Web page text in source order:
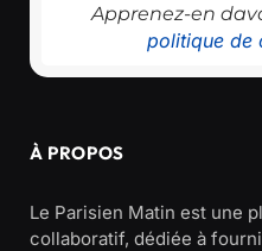
Apprenez-en
politique de
À PROPOS
Le Parisien Matin est une
collaboratif, dédiée à